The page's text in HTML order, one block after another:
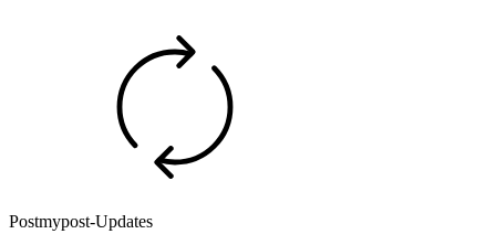
Postmypost-Updates